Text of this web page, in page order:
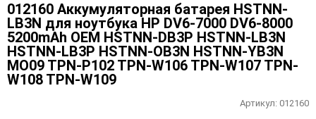
012160 Аккумуляторная батарея HSTNN-
LB3N для ноутбука HP DV6-7000 DV6-8000
5200mAh OEM HSTNN-DB3P HSTNN-LB3N
HSTNN-LB3P HSTNN-OB3N HSTNN-YB3N
MO09 TPN-P102 TPN-W106 TPN-W107 TPN-
W108 TPN-W109
Артикул: 012160